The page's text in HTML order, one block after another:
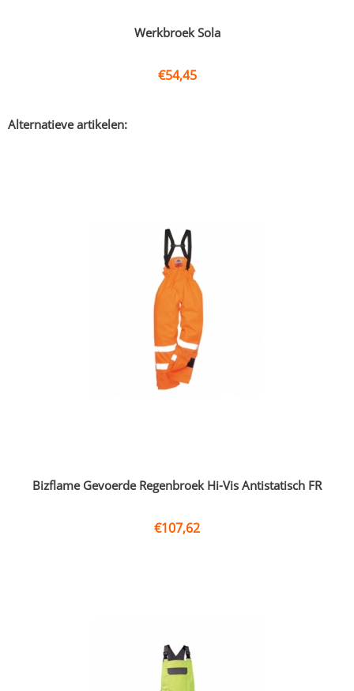
Werkbroek Sola
€54,45
Alternatieve artikelen:
Bizflame Gevoerde Regenbroek Hi-Vis Antistatisch FR
€107,62